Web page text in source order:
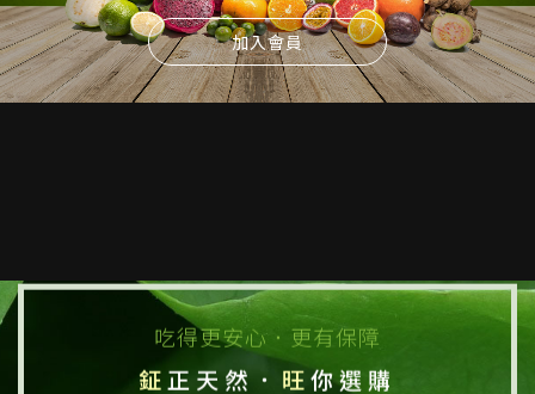
加入會員
冷凍原汁・果漿・果肉一站式供應
連鎖餐飲長期供貨・食品工廠客製代工・少量試樣皆可洽詢
吃得更安心．更有保障
鉦 正天然． 旺你選購